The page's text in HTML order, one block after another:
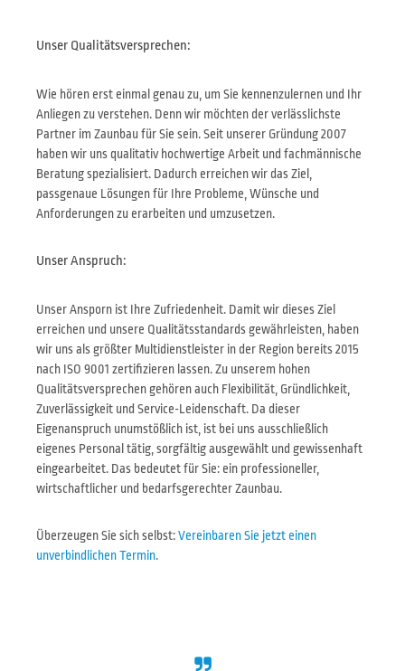
Unser Qualitätsversprechen:
Wie hören erst einmal genau zu, um Sie kennenzulernen und Ihr
Anliegen zu verstehen. Denn wir möchten der verlässlichste
Partner im Zaunbau für Sie sein. Seit unserer Gründung 2007
haben wir uns qualitativ hochwertige Arbeit und fachmännische
Beratung spezialisiert. Dadurch erreichen wir das Ziel,
passgenaue Lösungen für Ihre Probleme, Wünsche und
Anforderungen zu erarbeiten und umzusetzen.
Unser Anspruch:
Unser Ansporn ist Ihre Zufriedenheit. Damit wir dieses Ziel
erreichen und unsere Qualitätsstandards gewährleisten, haben
wir uns als größter Multidienstleister in der Region bereits 2015
nach ISO 9001 zertifizieren lassen. Zu unserem hohen
Qualitätsversprechen gehören auch Flexibilität, Gründlichkeit,
Zuverlässigkeit und Service-Leidenschaft. Da dieser
Eigenanspruch unumstößlich ist, ist bei uns ausschließlich
eigenes Personal tätig, sorgfältig ausgewählt und gewissenhaft
eingearbeitet. Das bedeutet für Sie: ein professioneller,
wirtschaftlicher und bedarfsgerechter Zaunbau.
Überzeugen Sie sich selbst:Vereinbaren Sie jetzt einen
unverbindlichen Termin.